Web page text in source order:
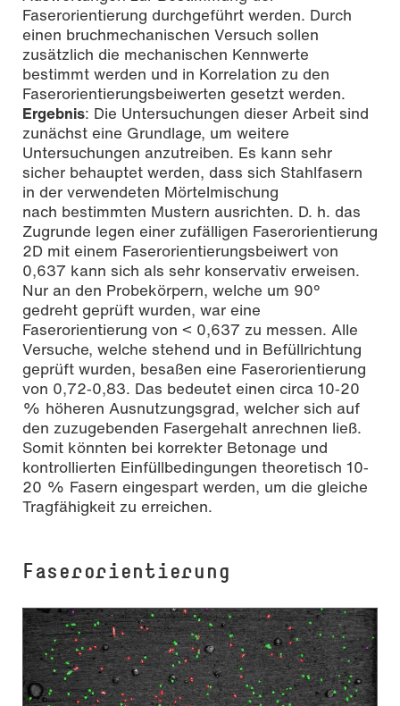
Faserorientierung durchgeführt werden. Durch
einen bruchmechanischen Versuch sollen
zusätzlich die mechanischen Kennwerte
bestimmt werden und in Korrelation zu den
Faserorientierungsbeiwerten gesetzt werden.
Ergebnis: Die Untersuchungen dieser Arbeit sind
zunächst eine Grundlage, um weitere
Untersuchungen anzutreiben. Es kann sehr
sicher behauptet werden, dass sich Stahlfasern
in der verwendeten Mörtelmischung
nach bestimmten Mustern ausrichten. D. h. das
Zugrunde legen einer zufälligen Faserorientierung
2D mit einem Faserorientierungsbeiwert von
0,637 kann sich als sehr konservativ erweisen.
Nur an den Probekörpern, welche um 90°
gedreht geprüft wurden, war eine
Faserorientierung von < 0,637 zu messen. Alle
Versuche, welche stehend und in Befüllrichtung
geprüft wurden, besaßen eine Faserorientierung
von 0,72‐0,83. Das bedeutet einen circa 10‐20
% höheren Ausnutzungsgrad, welcher sich auf
den zuzugebenden Fasergehalt anrechnen ließ.
Somit könnten bei korrekter Betonage und
kontrollierten Einfüllbedingungen theoretisch 10‐
20 % Fasern eingespart werden, um die gleiche
Tragfähigkeit zu erreichen.
Faserorientierung